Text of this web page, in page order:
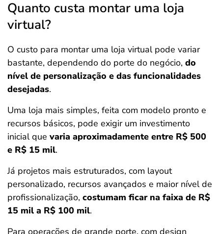
Quanto custa montar uma loja
virtual?
O custo para montar uma loja virtual pode variar
bastante, dependendo do porte do negócio, do
nível de personalização e das funcionalidades
desejadas.
Uma loja mais simples, feita com modelo pronto e
recursos básicos, pode exigir um investimento
inicial que varia aproximadamente entre R$ 500
e R$ 15 mil.
Já projetos mais estruturados, com layout
personalizado, recursos avançados e maior nível de
profissionalização, costumam ficar na faixa de R$
15 mil a R$ 100 mil.
Para operações de grande porte, com design